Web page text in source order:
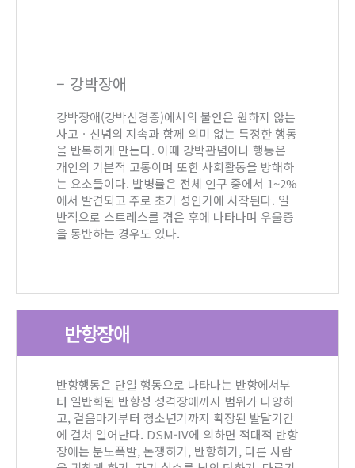
– 강박장애
강박장애(강박신경증)에서의 불안은 원하지 않는
사고ㆍ신념의 지속과 함께 의미 없는 특정한 행동
을 반복하게 만든다. 이때 강박관념이나 행동은
개인의 기본적 고통이며 또한 사회활동을 방해하
는 요소들이다. 발병률은 전체 인구 중에서 1~2%
에서 발견되고 주로 초기 성인기에 시작된다. 일
반적으로 스트레스를 겪은 후에 나타나며 우울증
을 동반하는 경우도 있다.
반항장애
반항행동은 단일 행동으로 나타나는 반항에서부
터 일반화된 반항성 성격장애까지 범위가 다양하
고, 걸음마기부터 청소년기까지 확장된 발달기간
에 걸쳐 일어난다. DSM-IV에 의하면 적대적 반항
장애는 분노폭발, 논쟁하기, 반항하기, 다른 사람